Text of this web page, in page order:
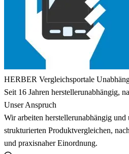
HERBER Vergleichsportale
Seit 16 Jahren herstellerunabhängig,
Unser Anspruch
Wir arbeiten herstellerunabhängig
strukturierten Produktvergleichen,
und praxisnaher Einordnung.